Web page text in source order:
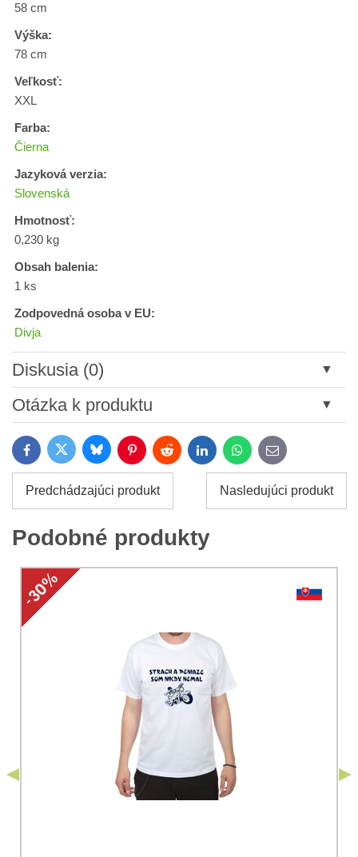
58 cm
Výška:
78 cm
Veľkosť:
XXL
Farba:
Čierna
Jazyková verzia:
Slovenská
Hmotnosť:
0,230 kg
Obsah balenia:
1 ks
Zodpovedná osoba v EU:
Divja
Diskusia (0)
Nový komentár
Názov:
Meno:*
Súhlasím so spracovaním osobných údajov za účelom
odoslania formulára. Oboznámil som sa s
Ochrany osobných údajovspoločnosti Bomba
Otázka k produktu
*
Váš e-mail:*
Vaša otázka k produktu:
FacebookTwitter BlueskyPinterestReddit LinkedInWhatsApp
E-
mail
Predchádzajúci produkt Nasledujúci produkt
Podobné produkty